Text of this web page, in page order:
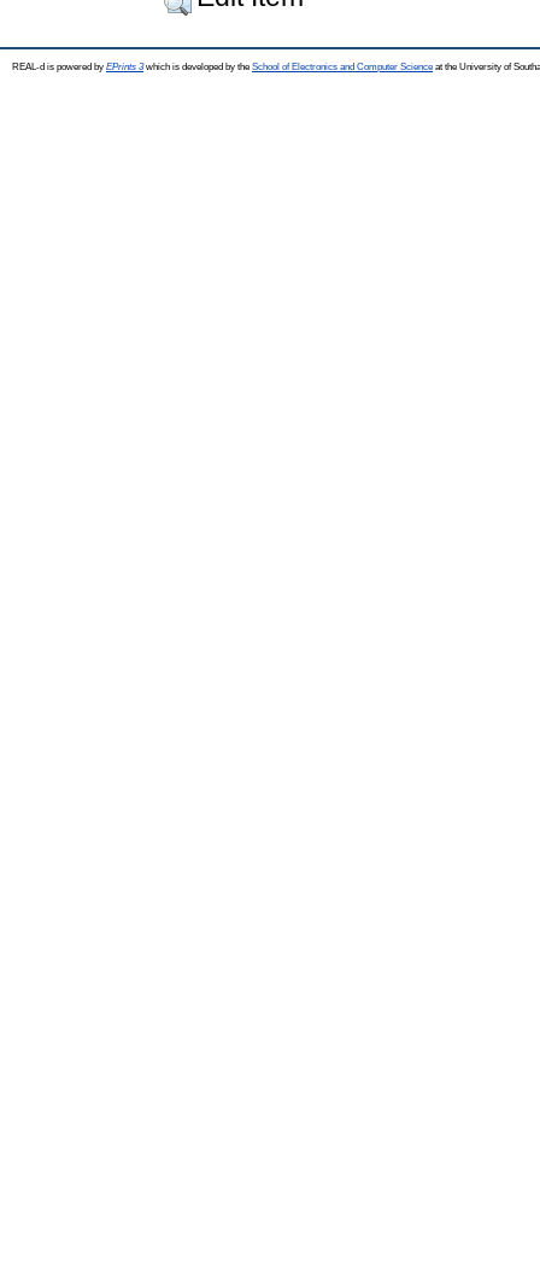
REAL-d is powered by EPrints 3which is developed by the School of Electronics and Computer Science at the University of